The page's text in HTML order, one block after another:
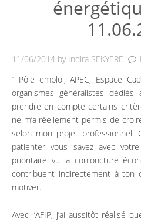
11/06/2014 by Indira SEKYERE
” Pôle emploi, APEC, Espace
organismes généralistes
prendre en compte certains
ne m’a réellement permis de
selon mon projet professionnel.
patienter vous savez avec
prioritaire vu la conjoncture
contribuent indirectement à ton
motiver.
Avec l’AFIP, j’ai aussitôt réalisé